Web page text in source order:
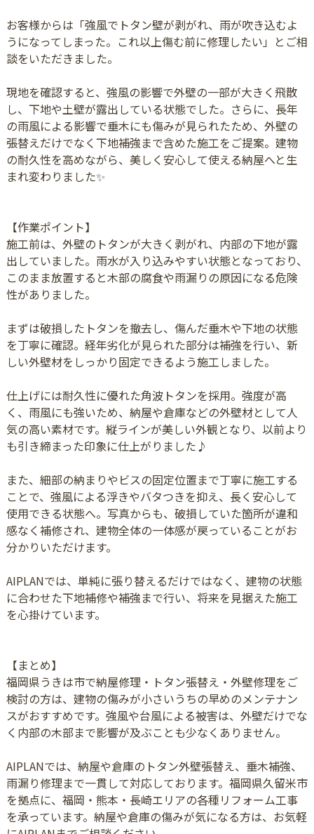
お客様からは「強風でトタン壁が剥がれ、雨が吹き込むよ
うになってしまった。これ以上傷む前に修理したい」とご相
談をいただきました。
現地を確認すると、強風の影響で外壁の一部が大きく飛散
し、下地や土壁が露出している状態でした。さらに、長年
の雨風による影響で垂木にも傷みが見られたため、外壁の
張替えだけでなく下地補強まで含めた施工をご提案。建物
の耐久性を高めながら、美しく安心して使える納屋へと生
まれ変わりました✨
【作業ポイント】
施工前は、外壁のトタンが大きく剥がれ、内部の下地が露
出していました。雨水が入り込みやすい状態となっており、
このまま放置すると木部の腐食や雨漏りの原因になる危険
性がありました。
まずは破損したトタンを撤去し、傷んだ垂木や下地の状態
を丁寧に確認。経年劣化が見られた部分は補強を行い、新
しい外壁材をしっかり固定できるよう施工しました。
仕上げには耐久性に優れた角波トタンを採用。強度が高
く、雨風にも強いため、納屋や倉庫などの外壁材として人
気の高い素材です。縦ラインが美しい外観となり、以前より
も引き締まった印象に仕上がりました♪
また、細部の納まりやビスの固定位置まで丁寧に施工する
ことで、強風による浮きやバタつきを抑え、長く安心して
使用できる状態へ。写真からも、破損していた箇所が違和
感なく補修され、建物全体の一体感が戻っていることがお
分かりいただけます。
AIPLANでは、単純に張り替えるだけではなく、建物の状態
に合わせた下地補修や補強まで行い、将来を見据えた施工
を心掛けています。
【まとめ】
福岡県うきは市で納屋修理・トタン張替え・外壁修理をご
検討の方は、建物の傷みが小さいうちの早めのメンテナン
スがおすすめです。強風や台風による被害は、外壁だけでな
く内部の木部まで影響が及ぶことも少なくありません。
AIPLANでは、納屋や倉庫のトタン外壁張替え、垂木補強、
雨漏り修理まで一貫して対応しております。福岡県久留米市
を拠点に、福岡・熊本・長崎エリアの各種リフォーム工事
を承っています。納屋や倉庫の傷みが気になる方は、お気軽